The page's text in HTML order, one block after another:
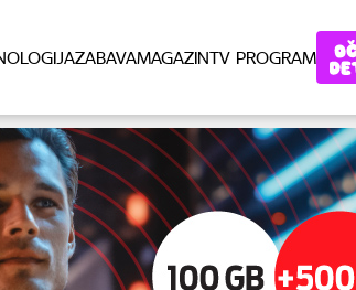
ZABAVAMAGAZINTV PROGRAM